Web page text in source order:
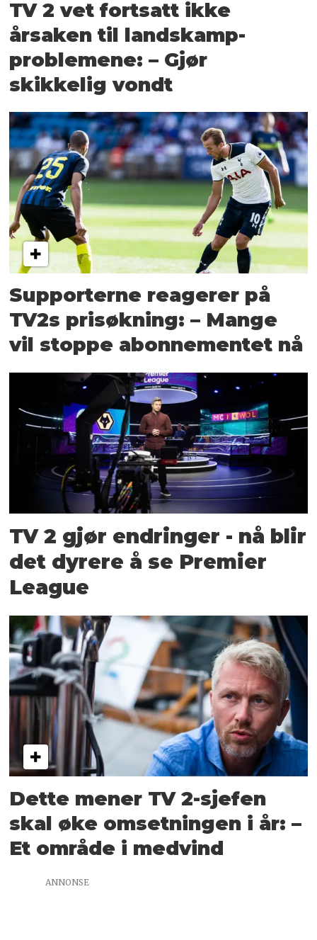
TV 2 vet fortsatt ikke
årsaken til landskamp-
problemene: – Gjør
skikkelig vondt
Supporterne reagerer på
TV2s prisøkning: – Mange
vil stoppe abonnementet nå
TV 2 gjør endringer - nå blir
det dyrere å se Premier
League
Dette mener TV 2-sjefen
skal øke omsetningen i år: –
Et område i medvind
ANNONSE